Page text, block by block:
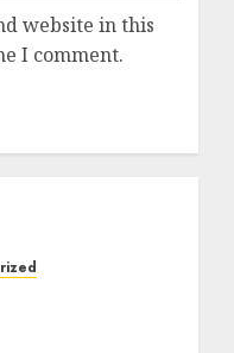
website in this
I comment.